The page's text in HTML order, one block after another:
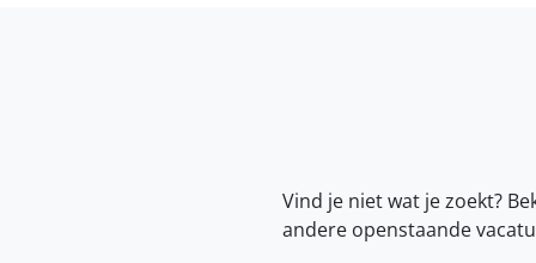
Vind je niet wat je zoekt?
andere openstaande